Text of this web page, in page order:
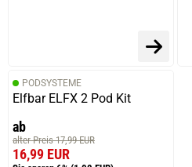
PODSYSTEME
Elfbar ELFX 2 Pod Kit
ab
alter Preis 17,99 EUR
16,99 EUR